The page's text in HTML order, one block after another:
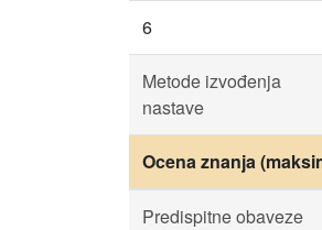
6
Metode izvođenja
nastave
Ocena znanja
Predispitne obaveze